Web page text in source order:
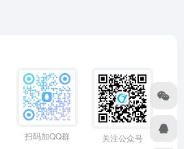
扫码加QQ群 关注公众号